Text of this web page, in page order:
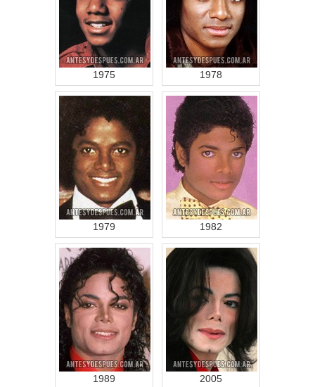
1975 1978
1979 1982
1989 2005